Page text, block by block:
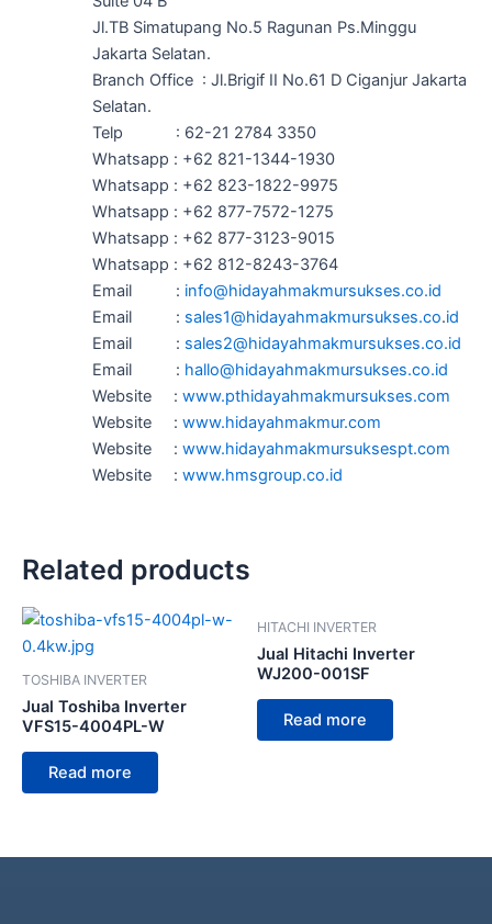
Jl.TB Simatupang No.5 Ragunan Ps.Minggu
Jakarta Selatan.
Branch Office : Jl.Brigif II No.61 D Ciganjur Jakarta
Selatan.
Telp : 62-21 2784 3350
Whatsapp : +62 821-1344-1930
Whatsapp : +62 823-1822-9975
Whatsapp : +62 877-7572-1275
Whatsapp : +62 877-3123-9015
Whatsapp : +62 812-8243-3764
Email : info@hidayahmakmursukses.co.id
Email : sales1@hidayahmakmursukses.co.id
Email : sales2@hidayahmakmursukses.co.id
Email : hallo@hidayahmakmursukses.co.id
Website : www.pthidayahmakmursukses.com
Website : www.hidayahmakmur.com
Website : www.hidayahmakmursuksespt.com
Website : www.hmsgroup.co.id
Related products
TOSHIBA INVERTER
Jual Toshiba Inverter
VFS15-4004PL-W
Read more
HITACHI INVERTER
Jual Hitachi Inverter
WJ200-001SF
Read more